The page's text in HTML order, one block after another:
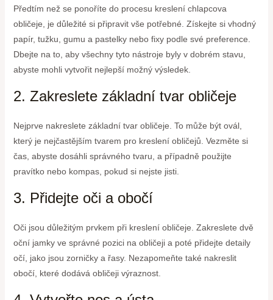
Předtím než se ponoříte do procesu kreslení chlapcova
obličeje, je důležité si připravit vše potřebné. Získejte si vhodný
papír, tužku, gumu a pastelky nebo fixy podle své preference.
Dbejte na to, aby všechny tyto nástroje byly v dobrém stavu,
abyste mohli vytvořit nejlepší možný výsledek.
2. Zakreslete základní tvar obličeje
Nejprve nakreslete základní tvar obličeje. To může být ovál,
který je nejčastějším tvarem pro kreslení obličejů. Vezměte si
čas, abyste dosáhli správného tvaru, a případně použijte
pravítko nebo kompas, pokud si nejste jisti.
3. Přidejte oči a obočí
Oči jsou důležitým prvkem při kreslení obličeje. Zakreslete dvě
oční jamky ve správné pozici na obličeji a poté přidejte detaily
očí, jako jsou zorničky a řasy. Nezapomeňte také nakreslit
obočí, které dodává obličeji výraznost.